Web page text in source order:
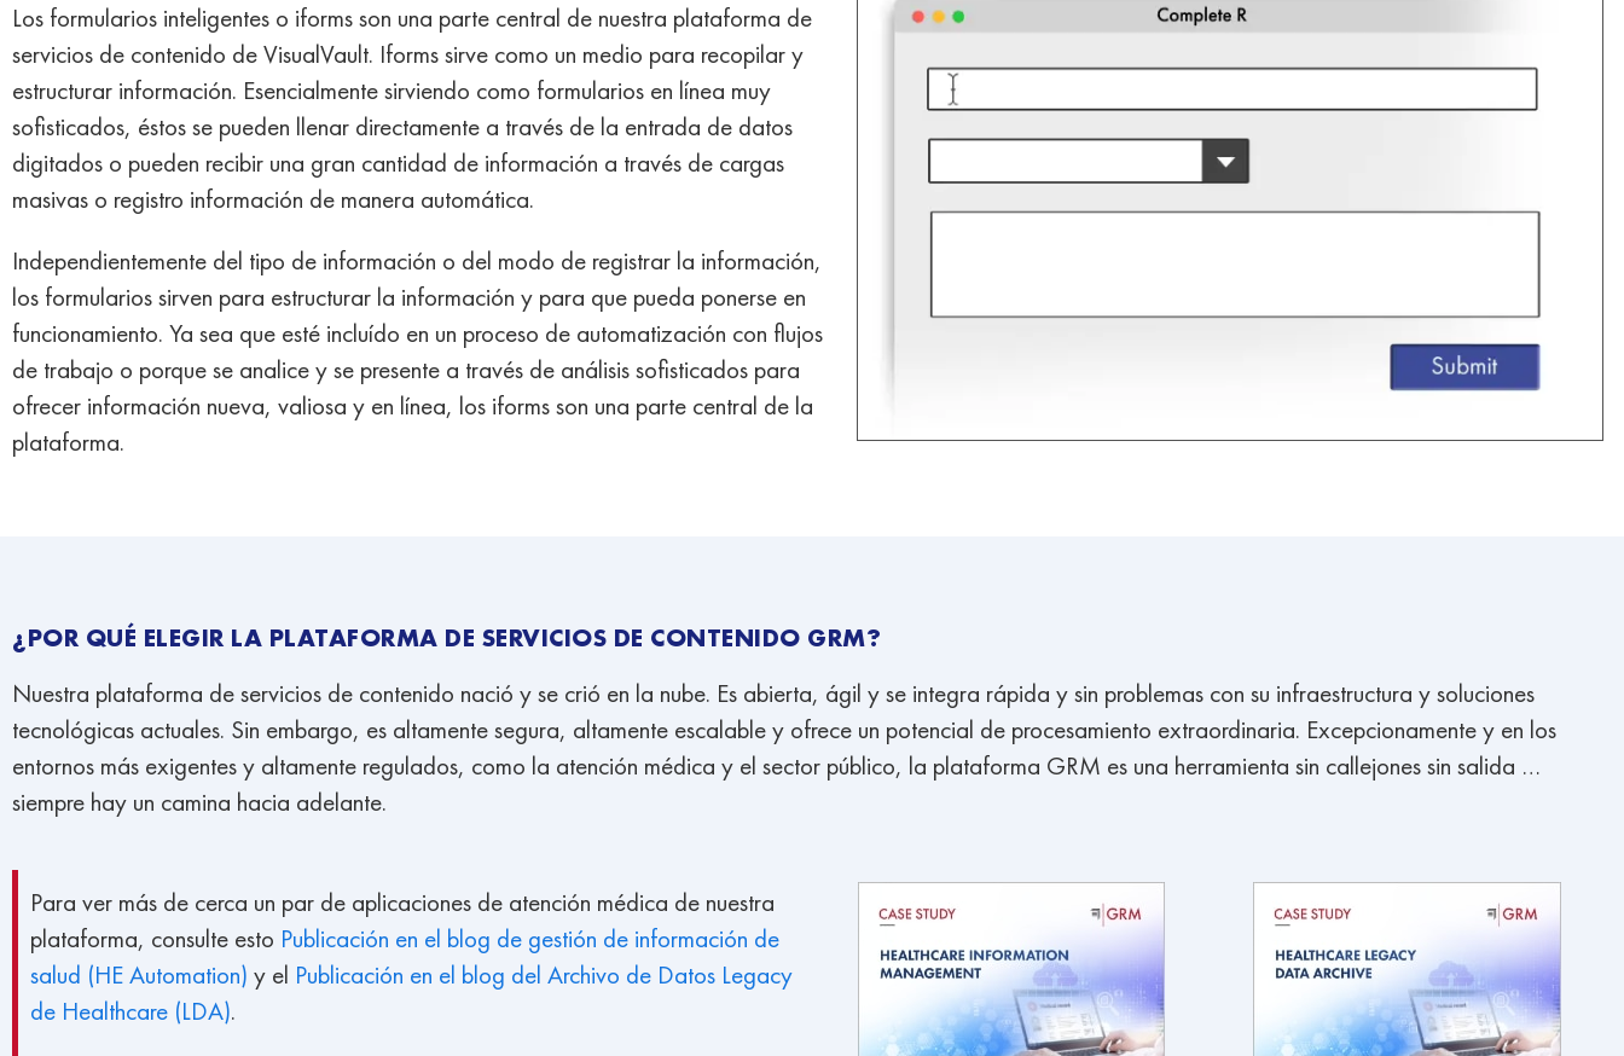
Los formularios inteligentes o iforms son una parte central de nuestra plataforma de
servicios de contenido de VisualVault. Iforms sirve como un medio para recopilar y
estructurar información. Esencialmente sirviendo como formularios en línea muy
sofisticados, éstos se pueden llenar directamente a través de la entrada de datos
digitados o pueden recibir una gran cantidad de información a través de cargas
masivas o registro información de manera automática.
Independientemente del tipo de información o del modo de registrar la información,
los formularios sirven para estructurar la información y para que pueda ponerse en
funcionamiento. Ya sea que esté incluído en un proceso de automatización con flujos
de trabajo o porque se analice y se presente a través de análisis sofisticados para
ofrecer información nueva, valiosa y en línea, los iforms son una parte central de la
plataforma.
¿POR QUÉ ELEGIR LA PLATAFORMA DE SERVICIOS DE CONTENIDO GRM?
Nuestra plataforma de servicios de contenido nació y se crió en la nube. Es abierta, ágil y se integra rápida y sin problemas con su infraestructura y soluciones
tecnológicas actuales. Sin embargo, es altamente segura, altamente escalable y ofrece un potencial de procesamiento extraordinaria. Excepcionamente y en los
entornos más exigentes y altamente regulados, como la atención médica y el sector público, la plataforma GRM es una herramienta sin callejones sin salida …
siempre hay un camina hacia adelante.
Para ver más de cerca un par de aplicaciones de atención médica de nuestra
plataforma, consulte esto Publicación en el blog de gestión de información de
salud (HE Automation) y el Publicación en el blog del Archivo de Datos Legacy
de Healthcare (LDA).